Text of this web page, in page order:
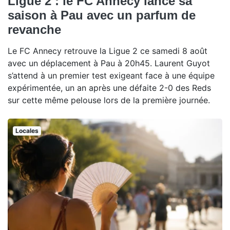
saison à Pau avec un parfum de
revanche
Le FC Annecy retrouve la Ligue 2 ce samedi 8 août
avec un déplacement à Pau à 20h45. Laurent Guyot
s’attend à un premier test exigeant face à une équipe
expérimentée, un an après une défaite 2-0 des Reds
sur cette même pelouse lors de la première journée.
Locales